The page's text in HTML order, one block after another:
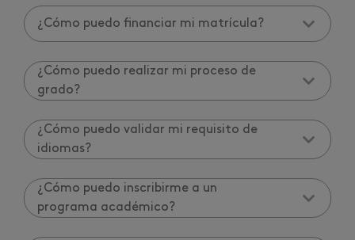
¿Cómo puedo financiar mi matrícula?
¿Cómo puedo realizar mi proceso de
grado?
¿Cómo puedo validar mi requisito de
idiomas?
¿Cómo puedo inscribirme a un
programa académico?